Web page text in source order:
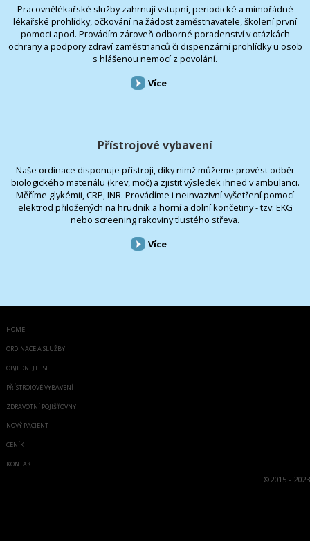
Pracovnělékařské služby zahrnují vstupní, periodické a mimořádné
lékařské prohlídky, očkování na žádost zaměstnavatele, školení první
pomoci apod. Provádím zároveň odborné poradenství v otázkách
ochrany a podpory zdraví zaměstnanců či dispenzární prohlídky u osob
s hlášenou nemocí z povolání.
Více
Přístrojové vybavení
Naše ordinace disponuje přístroji, díky nimž můžeme provést odběr
biologického materiálu (krev, moč) a zjistit výsledek ihned v ambulanci.
Měříme glykémii, CRP, INR. Provádíme i neinvazivní vyšetření pomocí
elektrod přiložených na hrudník a horní a dolní končetiny - tzv. EKG
nebo screening rakoviny tlustého střeva.
Více
HOME
ORDINACE A SLUŽBY
OBJEDNEJTE SE
PŘÍSTROJOVÉ VYBAVENÍ
ZDRAVOTNÍ POJIŠŤOVNY
NOVÝ PACIENT
CENÍK
KONTAKT
©2015 - 2023